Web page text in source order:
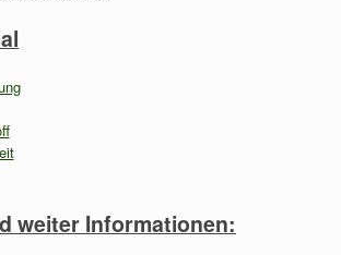
weiter Informationen: